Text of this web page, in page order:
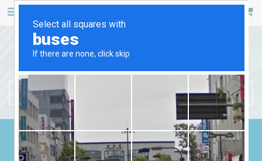
БЕНЗИНОВІ ГЕНЕРАТОРИ
ДИЗЕЛЬНІ ГЕНЕРАТОРИ